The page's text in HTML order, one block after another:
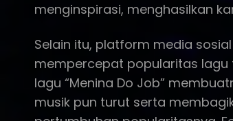
menginspirasi, menghasilkan
Selain itu, platform media
mempercepat popularitas lagu
lagu “Menina Do Job”
musik pun turut serta